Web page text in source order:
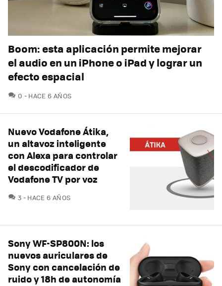
Boom: esta aplicación permite mejorar
el audio en un iPhone o iPad y lograr un
efecto espacial
0 COMENTARIOS
HACE 6 AÑOS
Nuevo Vodafone Átika,
un altavoz inteligente
con Alexa para controlar
el descodificador de
Vodafone TV por voz
3 COMENTARIOS
HACE 6 AÑOS
Sony WF-SP800N: los
nuevos auriculares de
Sony con cancelación de
ruido y 18h de autonomía